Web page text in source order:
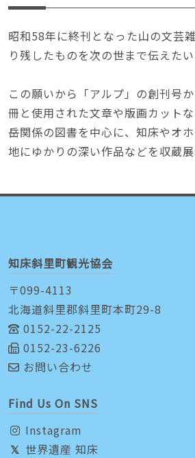
昭和58年に終刊となった山の文芸
り残したものを次の世まで伝えたい
この願いから「アルプ」の創刊号
冊と使用された文章や版画カット
岳関係の図書を中心に、知床やオ
地にゆかりの深い作品などを収蔵展
知床斜里町観光協会
〒099-4113
北海道斜里郡斜里町本町29-8
0152-22-2125
0152-23-6226
お問い合わせ
Find Us On SNS
Instagram
世界遺産 知床